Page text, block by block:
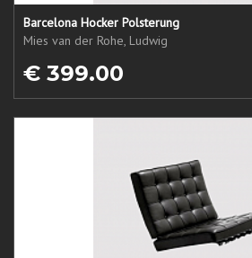
Barcelona Hocker Polsterung
Mies van der Rohe, Ludwig
€ 399.00